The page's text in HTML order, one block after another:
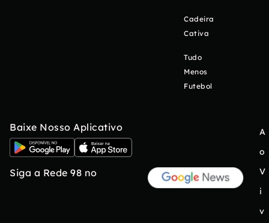
Cadeira
Cativa
Tudo
Menos
Futebol
Baixe Nosso Aplicativo
Siga a Rede 98 no
A
o
V
i
v